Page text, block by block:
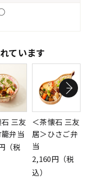
ています
三友
弁当
（税
＜茶懐石 三友
居＞ひさご弁
当
2,160円（税
込）